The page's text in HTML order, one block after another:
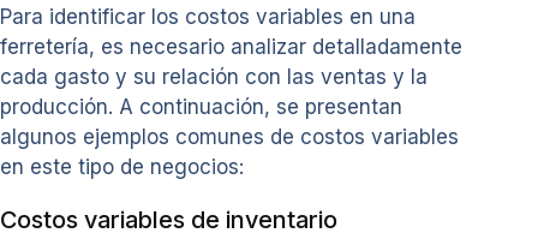
Para identificar los costos variables en una
ferretería, es necesario analizar detalladamente
cada gasto y su relación con las ventas y la
producción. A continuación, se presentan
algunos ejemplos comunes de costos variables
en este tipo de negocios:
Costos variables de inventario